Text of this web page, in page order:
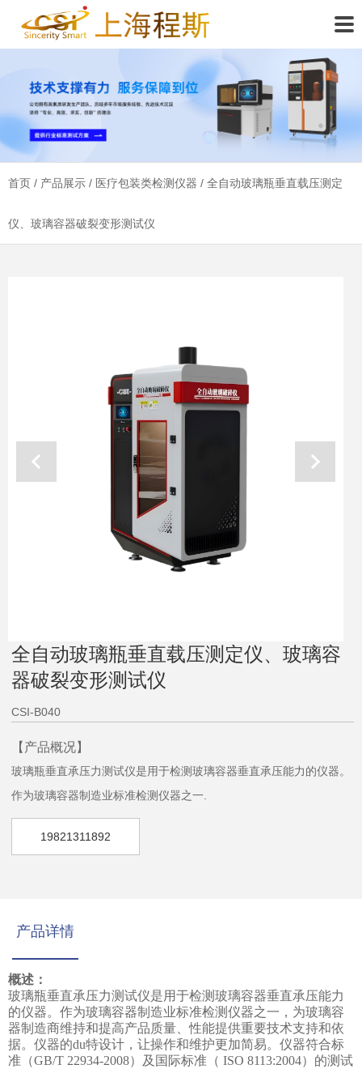
首页 / 产品展示 / 医疗包装类检测仪器 / 全自动玻璃瓶垂直载压测定
仪、玻璃容器破裂变形测试仪
全自动玻璃瓶垂直载压测定仪、玻璃容
器破裂变形测试仪
CSI-B040
【产品概况】
玻璃瓶垂直承压力测试仪是用于检测玻璃容器垂直承压能力的仪器。
作为玻璃容器制造业标准检测仪器之一.
19821311892
产品详情
概述：
玻璃瓶垂直承压力测试仪是用于检测玻璃容器垂直承压能力
的仪器。作为玻璃容器制造业标准检测仪器之一，为玻璃容
器制造商维持和提高产品质量、性能提供重要技术支持和依
据。仪器的du特设计，让操作和维护更加简易。仪器符合标
准（GB/T 22934-2008）及国际标准（ ISO 8113:2004）的测试